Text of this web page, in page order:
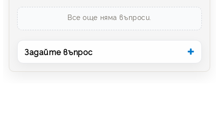
Все още няма въпроси.
Задайте въпрос